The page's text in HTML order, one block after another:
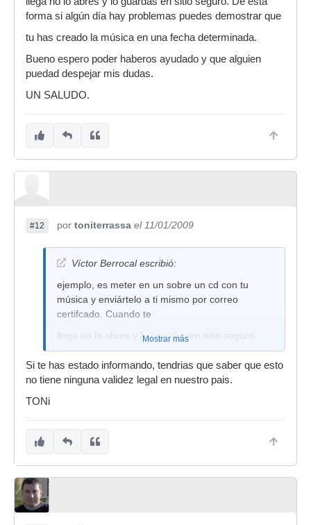
forma si algún día hay problemas puedes demostrar que
tu has creado la música en una fecha determinada.
Bueno espero poder haberos ayudado y que alguien
puedad despejar mis dudas.
UN SALUDO.
#12 por toniterrassa el 11/01/2009
Víctor Berrocal escribió:
ejemplo, es meter en un sobre un cd con tu
música y enviártelo a ti mismo por correo
certifcado. Cuando te
llega no lo abres y lo guardas en sitio seguro.
Mostrar más
Si te has estado informando, tendrias que saber que esto
no tiene ninguna validez legal en nuestro pais.
TONi